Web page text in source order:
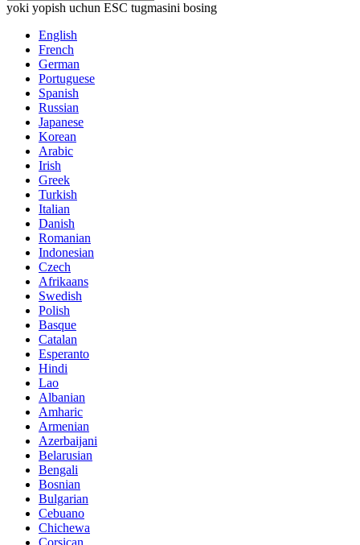
yoki yopish uchun ESC tugmasini bosing
English
French
German
Portuguese
Spanish
Russian
Japanese
Korean
Arabic
Irish
Greek
Turkish
Italian
Danish
Romanian
Indonesian
Czech
Afrikaans
Swedish
Polish
Basque
Catalan
Esperanto
Hindi
Lao
Albanian
Amharic
Armenian
Azerbaijani
Belarusian
Bengali
Bosnian
Bulgarian
Cebuano
Chichewa